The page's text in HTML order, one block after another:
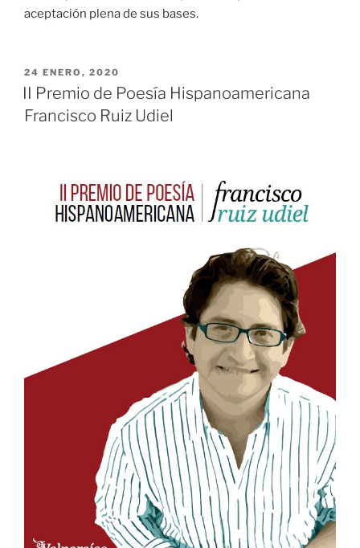
aceptación plena de sus bases.
PUBLICADO
EL
24 ENERO, 2020
II Premio de Poesía Hispanoamericana
Francisco Ruiz Udiel